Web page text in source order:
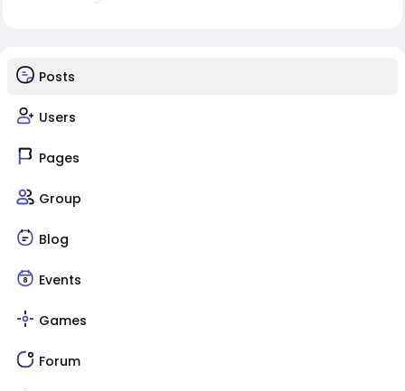
Posts
Users
Pages
Group
Blog
Events
Games
Forum